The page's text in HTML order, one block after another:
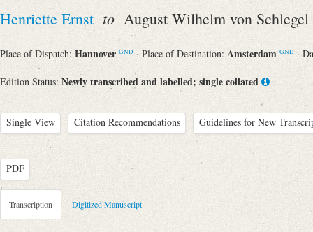
Henriette Ernst to August Wilhelm von Schlegel
Place of Dispatch: Hannover GND · Place of Destination: Amsterdam GND ·
Edition Status: Newly transcribed and labelled; single collated
Single View Citation Recommendations Guidelines for New
PDF
Metadata Concerning Header
Sender: Henriette Ernst
Transcription Digitized Manuscript